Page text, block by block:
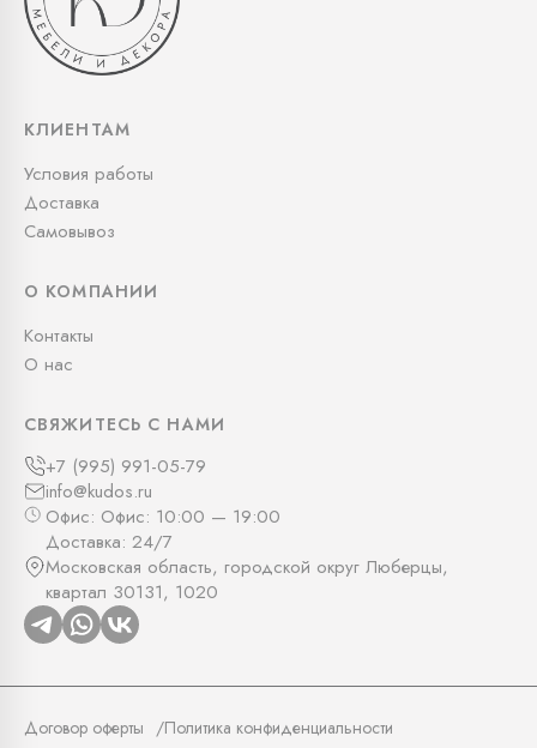
КЛИЕНТАМ
Условия работы
Доставка
Самовывоз
О КОМПАНИИ
Контакты
О нас
СВЯЖИТЕСЬ С НАМИ
+7 (995) 991-05-79
info@kudos.ru
Офис: Офис: 10:00 — 19:00
Доставка: 24/7
Московская область, городской округ Люберцы,
квартал 30131, 1020
Договор оферты Политика конфиденциальности